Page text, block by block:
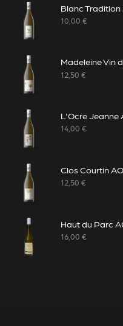
10,00 €
Madeleine Vin
12,50 €
14,00 €
12,50 €
16,00 €